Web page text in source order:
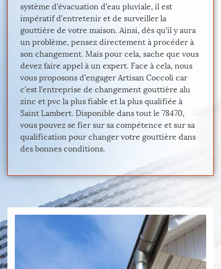
système d’évacuation d’eau pluviale, il est
impératif d’entretenir et de surveiller la
gouttière de votre maison. Ainsi, dès qu’il y aura
un problème, pensez directement à procéder à
son changement. Mais pour cela, sache que vous
devez faire appel à un expert. Face à cela, nous
vous proposons d’engager Artisan Coccoli car
c’est l’entreprise de changement gouttière alu
zinc et pvc la plus fiable et la plus qualifiée à
Saint Lambert. Disponible dans tout le 78470,
vous pouvez se fier sur sa compétence et sur sa
qualification pour changer votre gouttière dans
des bonnes conditions.